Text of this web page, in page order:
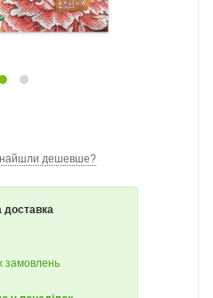
дешевше?
доставка
замовлень